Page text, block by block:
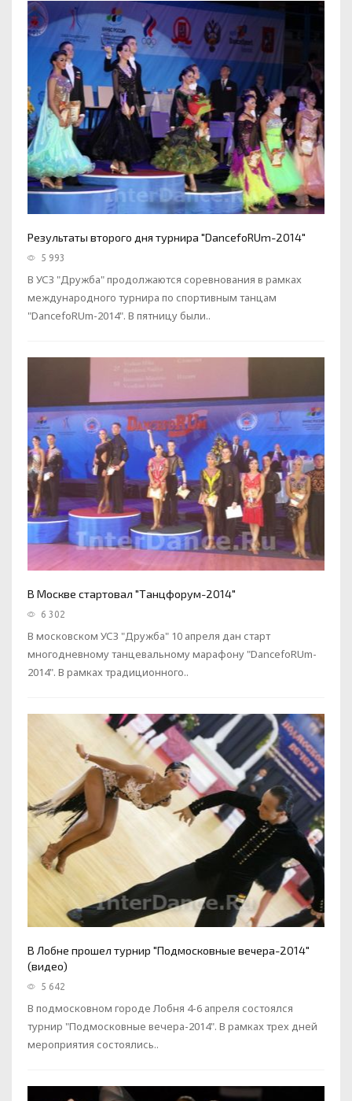
Результаты второго дня турнира "DancefoRUm-2014"
5 993
В УСЗ "Дружба" продолжаются соревнования в рамках
международного турнира по спортивным танцам
"DancefoRUm-2014". В пятницу были..
В Москве стартовал "Танцфорум-2014"
6 302
В московском УСЗ "Дружба" 10 апреля дан старт
многодневному танцевальному марафону "DancefoRUm-
2014". В рамках традиционного..
В Лобне прошел турнир "Подмосковные вечера-2014"
(видео)
5 642
В подмосковном городе Лобня 4-6 апреля состоялся
турнир "Подмосковные вечера-2014". В рамкаx трех дней
мероприятия состоялись..